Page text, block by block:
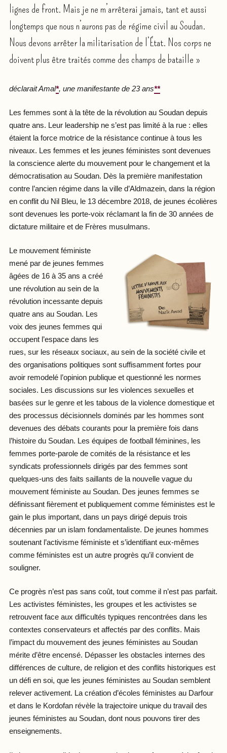
lignes de front. Mais je ne m’arrêterai jamais, tant et aussi
longtemps que nous n’aurons pas de régime civil au Soudan.
Nous devons arrêter la militarisation de l’État. Nos corps ne
doivent plus être traités comme des champs de bataille »
déclarait Amal*, une manifestante de 23 ans**
Les femmes sont à la tête de la révolution au Soudan depuis
quatre ans. Leur leadership ne s’est pas limité à la rue : elles
étaient la force motrice de la résistance continue à tous les
niveaux. Les femmes et les jeunes féministes sont devenues
la conscience alerte du mouvement pour le changement et la
démocratisation au Soudan. Dès la première manifestation
contre l’ancien régime dans la ville d’Aldmazein, dans la région
en conflit du Nil Bleu, le 13 décembre 2018, de jeunes écolières
sont devenues les porte-voix réclamant la fin de 30 années de
dictature militaire et de Frères musulmans.
Le mouvement féministe
mené par de jeunes femmes
âgées de 16 à 35 ans a créé
une révolution au sein de la
révolution incessante depuis
quatre ans au Soudan. Les
voix des jeunes femmes qui
occupent l’espace dans les
rues, sur les réseaux sociaux, au sein de la société civile et
des organisations politiques sont suffisamment fortes pour
avoir remodelé l’opinion publique et questionné les normes
sociales. Les discussions sur les violences sexuelles et
basées sur le genre et les tabous de la violence domestique et
des processus décisionnels dominés par les hommes sont
devenues des débats courants pour la première fois dans
l’histoire du Soudan. Les équipes de football féminines, les
femmes porte-parole de comités de la résistance et les
syndicats professionnels dirigés par des femmes sont
quelques-uns des faits saillants de la nouvelle vague du
mouvement féministe au Soudan. Des jeunes femmes se
définissant fièrement et publiquement comme féministes est le
gain le plus important, dans un pays dirigé depuis trois
décennies par un islam fondamentaliste. De jeunes hommes
soutenant l’activisme féministe et s’identifiant eux-mêmes
comme féministes est un autre progrès qu’il convient de
souligner.
Ce progrès n’est pas sans coût, tout comme il n’est pas parfait.
Les activistes féministes, les groupes et les activistes se
retrouvent face aux difficultés typiques rencontrées dans les
contextes conservateurs et affectés par des conflits. Mais
l’impact du mouvement des jeunes féministes au Soudan
mérite d’être encensé. Dépasser les obstacles internes des
différences de culture, de religion et des conflits historiques est
un défi en soi, que les jeunes féministes au Soudan semblent
relever activement. La création d’écoles féministes au Darfour
et dans le Kordofan révèle la trajectoire unique du travail des
jeunes féministes au Soudan, dont nous pouvons tirer des
enseignements.